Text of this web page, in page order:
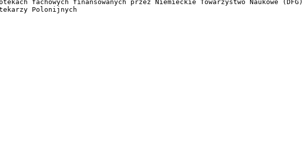
fachowych finansowanych przez Niemieckie Towarzystwo Naukowe (DFG)
Polonijnych